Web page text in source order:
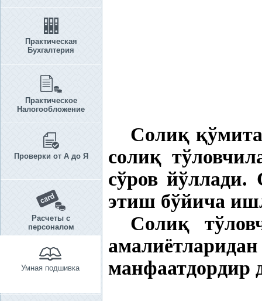
Практическая
Бухгалтерия
Практическое
Налогообложение
Проверки от А до Я
Расчеты с
персоналом
Умная подшивка
Солиқ қ
солиқ
сўров йўллади.
этиш бўйича
Солиқ
манфаатдордир